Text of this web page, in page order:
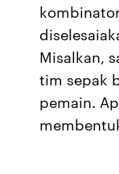
Misalkan,
tim sepak
pemain.